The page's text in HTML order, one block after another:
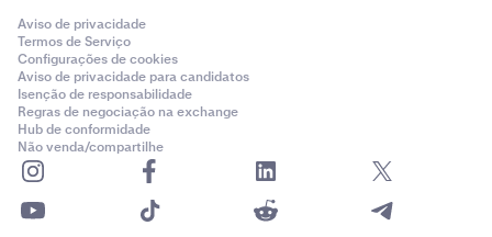
Aviso de privacidade
Termos de Serviço
Configurações de cookies
Aviso de privacidade para candidatos
Isenção de responsabilidade
Regras de negociação na exchange
Hub de conformidade
Não venda/compartilhe